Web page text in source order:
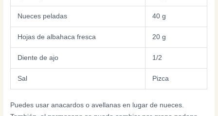
Nueces peladas 40 g
Hojas de albahaca fresca 20 g
Diente de ajo 1/2
Sal Pizca
Puedes usar anacardos o avellanas en lugar de nueces.